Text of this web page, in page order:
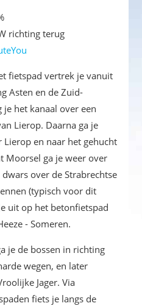
richting terug
fietspad vertrek je vanuit
Asten en de Zuid-
het kanaal over een
Lierop. Daarna ga je
en naar het gehucht
Moorsel ga je weer over
over de Strabrechtse
(typisch voor dit
uit op het betonfietspad
- Someren.
je de bossen in richting
wegen, en later
Jager. Via
fiets je langs de